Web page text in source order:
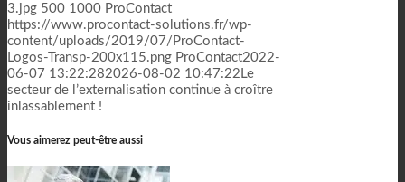
3.jpg 500 1000 ProContact
https://www.procontact-solutions.fr/wp-
content/uploads/2019/07/ProContact-
Logos-Transp-200x115.png ProContact2022-
06-07 13:22:282026-08-02 10:47:22 Le
secteur de l’externalisation continue à croître
inlassablement !
Vous aimerez peut-être aussi